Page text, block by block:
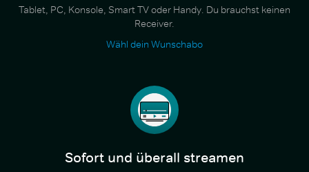
Tablet, PC, Konsole, Smart TV oder Handy. Du brauchst keinen
Receiver.
Wähl dein Wunschabo
Sofort und überall streamen